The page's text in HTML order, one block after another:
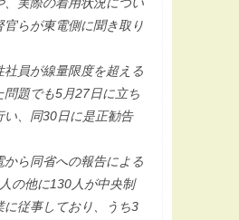
官らが東電側に聞き取り
員が線量限度を超える
問題でも5月27日に立ち
い、同30日に是正勧告
ら同省への報告による
の他に130人が中央制
に従事しており、うち3